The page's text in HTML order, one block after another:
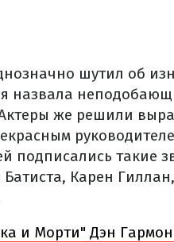
шутил об
назвала
же решили
подписались такие
Карен
и Морти" Дэн